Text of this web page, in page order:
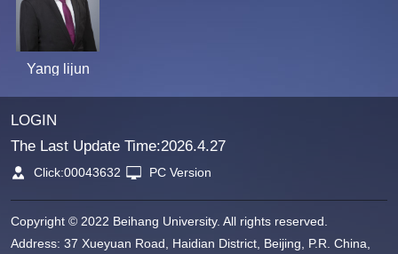
Yang lijun
LOGIN
The Last Update Time:2026.4.27
Click:00043632 PC Version
Copyright © 2022 Beihang University. All rights reserved.
Address: 37 Xueyuan Road, Haidian District, Beijing, P.R. China,